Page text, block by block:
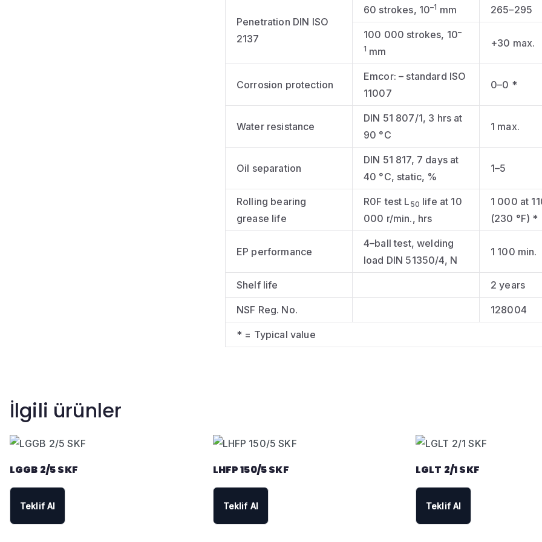
Penetration DIN ISO
2137
60 strokes, 10–1 mm 265–295
100 000 strokes, 10–
1 mm
+30 max.
Corrosion protection
Emcor: – standard ISO
11007
0–0 *
Water resistance
DIN 51 807/1, 3 hrs at
90 °C
1 max.
Oil separation
DIN 51 817, 7 days at
40 °C, static, %
1–5
Rolling bearing
grease life
R0F test L 50 life at 10
000 r/min., hrs
1 000 at
(230 °F) *
EP performance
4–ball test, welding
load DIN 51350/4, N
1 100 min.
Shelf life 2 years
NSF Reg. No. 128004
* = Typical value
İlgili ürünler
LGGB 2/5 SKF
Teklif Al
LHFP 150/5 SKF
Teklif Al
LGLT 2/1 SKF
Teklif Al